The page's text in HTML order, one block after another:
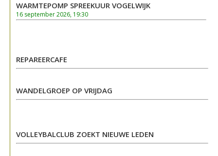
WARMTEPOMP SPREEKUUR VOGELWIJK
16 september 2026, 19:30
REPAREERCAFE
WANDELGROEP OP VRIJDAG
VOLLEYBALCLUB ZOEKT NIEUWE LEDEN